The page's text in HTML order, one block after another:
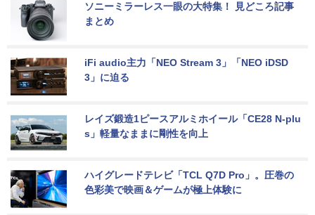
ソニーミラーレス一眼の大特集！ 見どころ記事
まとめ
iFi audio主力「NEO Stream 3」「NEO iDSD
3」に迫る
レイズ鍛造1ピースアルミホイール「CE28 N-plu
s」軽量なままに剛性を向上
ハイグレードテレビ「TCL Q7D Pro」。圧巻の
色彩美で映画＆ゲームが極上体験に